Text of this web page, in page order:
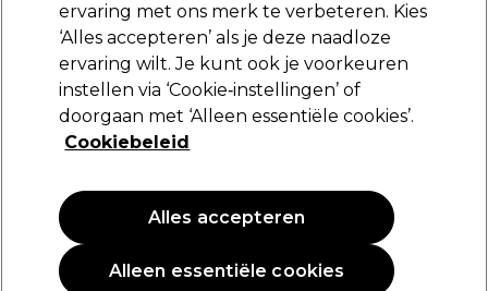
S-PRO
S-PRO ED Kappersstoel Knightsbridge Zwart
895,77 €1.791,55 €
leveringsvoorwaarden
voordat je een bestelling plaatst.
PROMOTIE
ervaring met ons merk te verbeteren. Kies
‘Alles accepteren’ als je deze naadloze
ervaring wilt. Je kunt ook je voorkeuren
instellen via ‘Cookie‑instellingen’ of
doorgaan met ‘Alleen essentiële cookies’.
Cookiebeleid
Alleen essentiële cookies
Alles accepteren